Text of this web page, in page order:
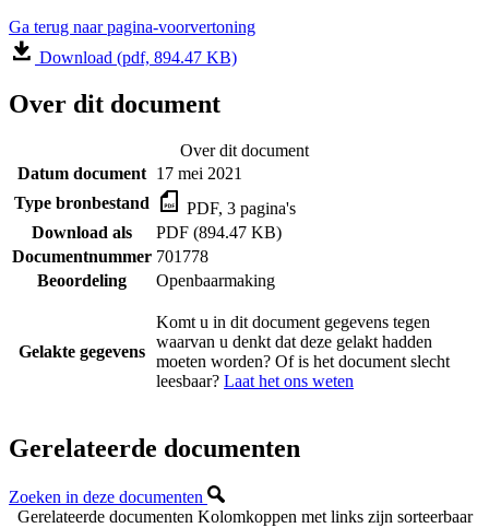
Ga terug naar pagina-voorvertoning
Download (pdf, 894.47 KB)
Over dit document
Over dit document
Datum document 17 mei 2021
Type bronbestand
PDF, 3 pagina's
Download als
PDF (894.47 KB)
Documentnummer 701778
Beoordeling
Openbaarmaking
Gelakte gegevens
Komt u in dit document gegevens tegen
waarvan u denkt dat deze gelakt hadden
moeten worden? Of is het document slecht
leesbaar? Laat het ons weten
Gerelateerde documenten
Zoeken in deze documenten
Gerelateerde documenten Kolomkoppen met links zijn sorteerbaar